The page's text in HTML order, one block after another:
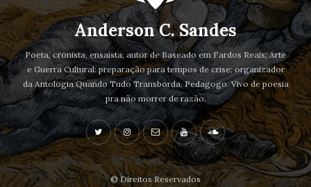
Anderson C. Sandes
Poeta, cronista, ensaísta, autor de Baseado em Fardos Reais; Arte
e Guerra Cultural: preparação para tempos de crise; organizador
da Antologia Quando Tudo Transborda. Pedagogo. Vivo de poesia
pra não morrer de razão.
© Direitos Reservados